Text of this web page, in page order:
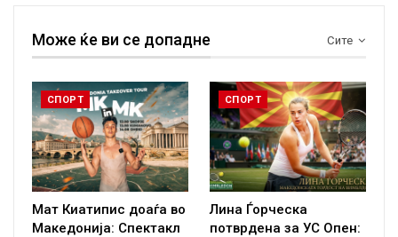
Сите
Може ќе ви се допадне
СПОРТ
Мат Киатипис доаѓа во
Македонија: Спектакл
СПОРТ
Лина Ѓорческа
потврдена за УС Опен: